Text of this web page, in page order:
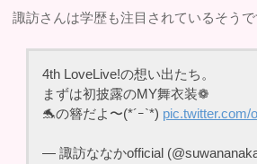
諏訪さんは学歴も注目されているそうで
4th LoveLive!の想い出たち。
まずは初披露のMY舞衣装❁
🐬の簪だよ〜(*´ｰ`*) pic.twitter.com/
— 諏訪ななかofficial